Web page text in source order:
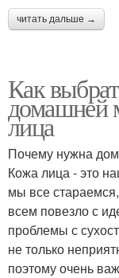
читать дальше →
Как
домашней
лица
Почему нужна
Кожа лица - это
мы все
всем повезло с
проблемы с
не только
поэтому очень